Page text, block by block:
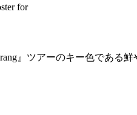
』ツアーのキー色である